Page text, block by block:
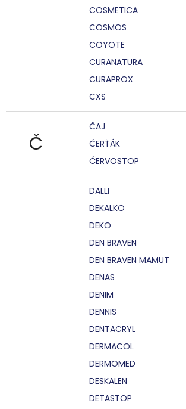
COSMETICA
COSMOS
COYOTE
CURANATURA
CURAPROX
CXS
Č
ČAJ
ČERŤÁK
ČERVOSTOP
DALLI
DEKALKO
DEKO
DEN BRAVEN
DEN BRAVEN MAMUT
DENAS
DENIM
DENNIS
DENTACRYL
DERMACOL
DERMOMED
DESKALEN
DETASTOP